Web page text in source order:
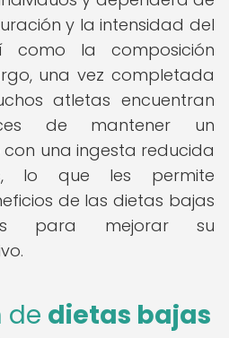
y la intensidad del
como la composición
una vez completada
atletas encuentran
de mantener un
una ingesta reducida
lo que les permite
de las dietas bajas
para mejorar su
de dietas bajas